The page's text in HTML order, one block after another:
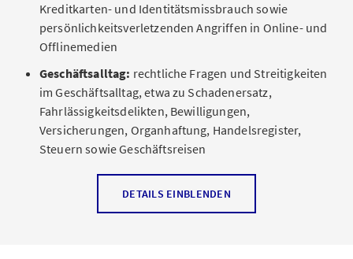
Kreditkarten- und Identitätsmissbrauch sowie
persönlichkeitsverletzenden Angriffen in Online- und
Offlinemedien
Geschäftsalltag: rechtliche Fragen und Streitigkeiten
im Geschäftsalltag, etwa zu Schadenersatz,
Fahrlässigkeitsdelikten, Bewilligungen,
Versicherungen, Organhaftung, Handelsregister,
Steuern sowie Geschäftsreisen
DETAILS EINBLENDEN